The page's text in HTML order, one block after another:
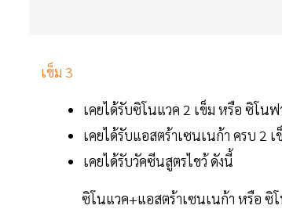
เข็ม 3
เคยได้รับซิโนแวค 2 เข็ม หรือ ซิโน
เคยได้รับแอสตร้าเซนเนก้า ครบ 2
เคยได้รับวัคซีนสูตรไขว้ ดังนี้
ซิโนแวค+แอสตร้าเซนเนก้า หรือ ซิโน